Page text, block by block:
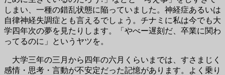
しまい、一種の錯乱状態に陥っていました。神経症あるいは
自律神経失調症とも言えるでしょう。チナミに私は今でも大
学四年次の夢を見たりします。「やべー遅刻だ、卒業に関わ
ってるのに」というヤツを。
大学三年の三月から四年の六月くらいまでは、すさまじく
感情・思考・言動が不安定だった記憶があります。よく乗り